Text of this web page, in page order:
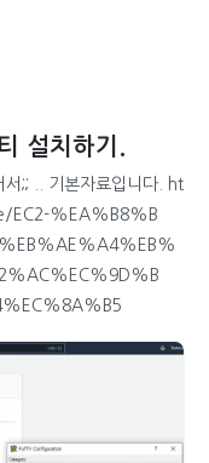
설치하기.
서;; .. 기본자료입니다. ht
EC2-%EA%B8%B